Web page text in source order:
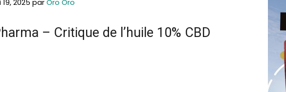
2025 parOro Oro
– Critique de l’huile 10% CBD